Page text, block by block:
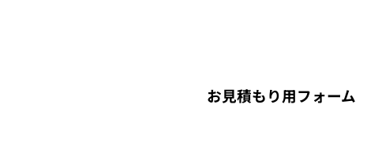
お見積もり用フォーム